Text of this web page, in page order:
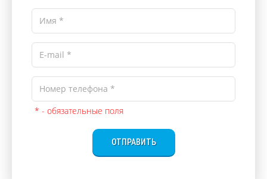
* - обязательные поля
ОТПРАВИТЬ